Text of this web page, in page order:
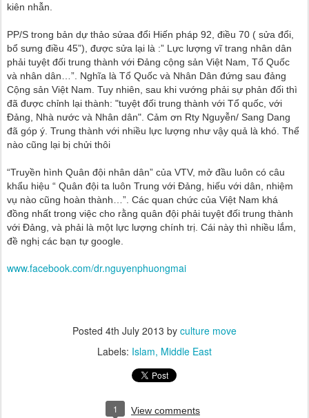
kiên nhẫn.
PP/S trong bản dự thảo sửaa đổi Hiến pháp 92, điều 70 ( sửa đổi,
bổ sưng điều 45”), được sửa lại là :” Lực lượng vĩ trang nhân dân
phải tuyệt đối trung thành với Đảng cộng sản Việt Nam, Tổ Quốc
và nhân dân…”. Nghĩa là Tổ Quốc và Nhân Dân đứng sau đảng
Cộng sản Việt Nam. Tuy nhiên, sau khi vướng phải sự phản đối thì
đã được chỉnh lại thành: "tuyệt đối trung thành với Tổ quốc, với
Đảng, Nhà nước và Nhân dân". Cảm ơn Rty Nguyễn/ Sang Dang
đã góp ý. Trung thành với nhiều lực lượng như vậy quả là khó. Thể
nào cũng lại bị chửi thôi
“Truyền hình Quân đội nhân dân” của VTV, mở đầu luôn có câu
khẩu hiệu “ Quân đội ta luôn Trung với Đảng, hiếu với dân, nhiệm
vụ nào cũng hoàn thành…”. Các quan chức của Việt Nam khá
đồng nhất trong việc cho rằng quân đội phải tuyệt đối trung thành
với Đảng, và phải là một lực lượng chính trị. Cái này thì nhiều lắm,
đề nghị các bạn tự google.
www.facebook.com/dr.nguyenphuongmai
Posted 4th July 2013 by culture move
Labels: Islam Middle East
1 View comments